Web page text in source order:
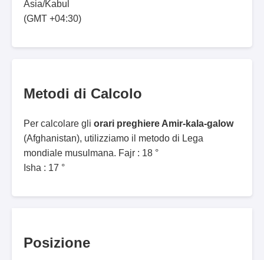
Asia/Kabul
(GMT +04:30)
Metodi di Calcolo
Per calcolare gli orari preghiere Amir-kala-galow
(Afghanistan), utilizziamo il metodo di Lega
mondiale musulmana. Fajr : 18 °
Isha : 17 °
Posizione